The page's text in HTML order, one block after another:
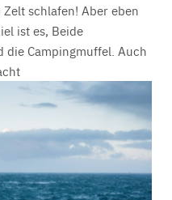
schlafen! Aber eben
ist es, Beide
die Campingmuffel. Auch